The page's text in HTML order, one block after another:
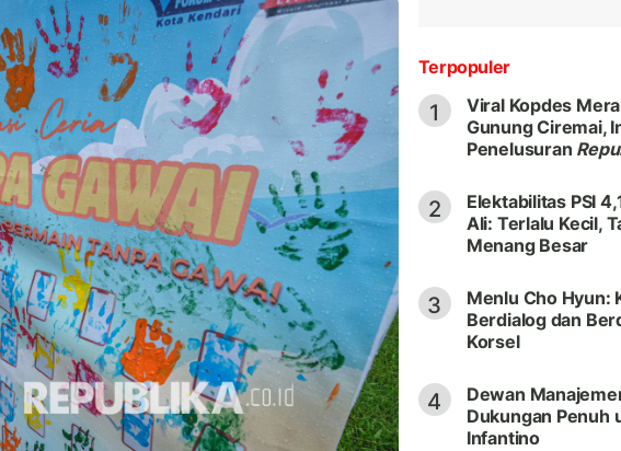
Terpopuler
1
Viral Kopdes
Gunung Ciremai,
Penelusuran
2
Elektabilitas PSI
Ali: Terlalu Kecil,
Menang Besar
3
Menlu Cho Hyun:
Berdialog dan
Korsel
4
Dewan
Dukungan Penuh
Infantino